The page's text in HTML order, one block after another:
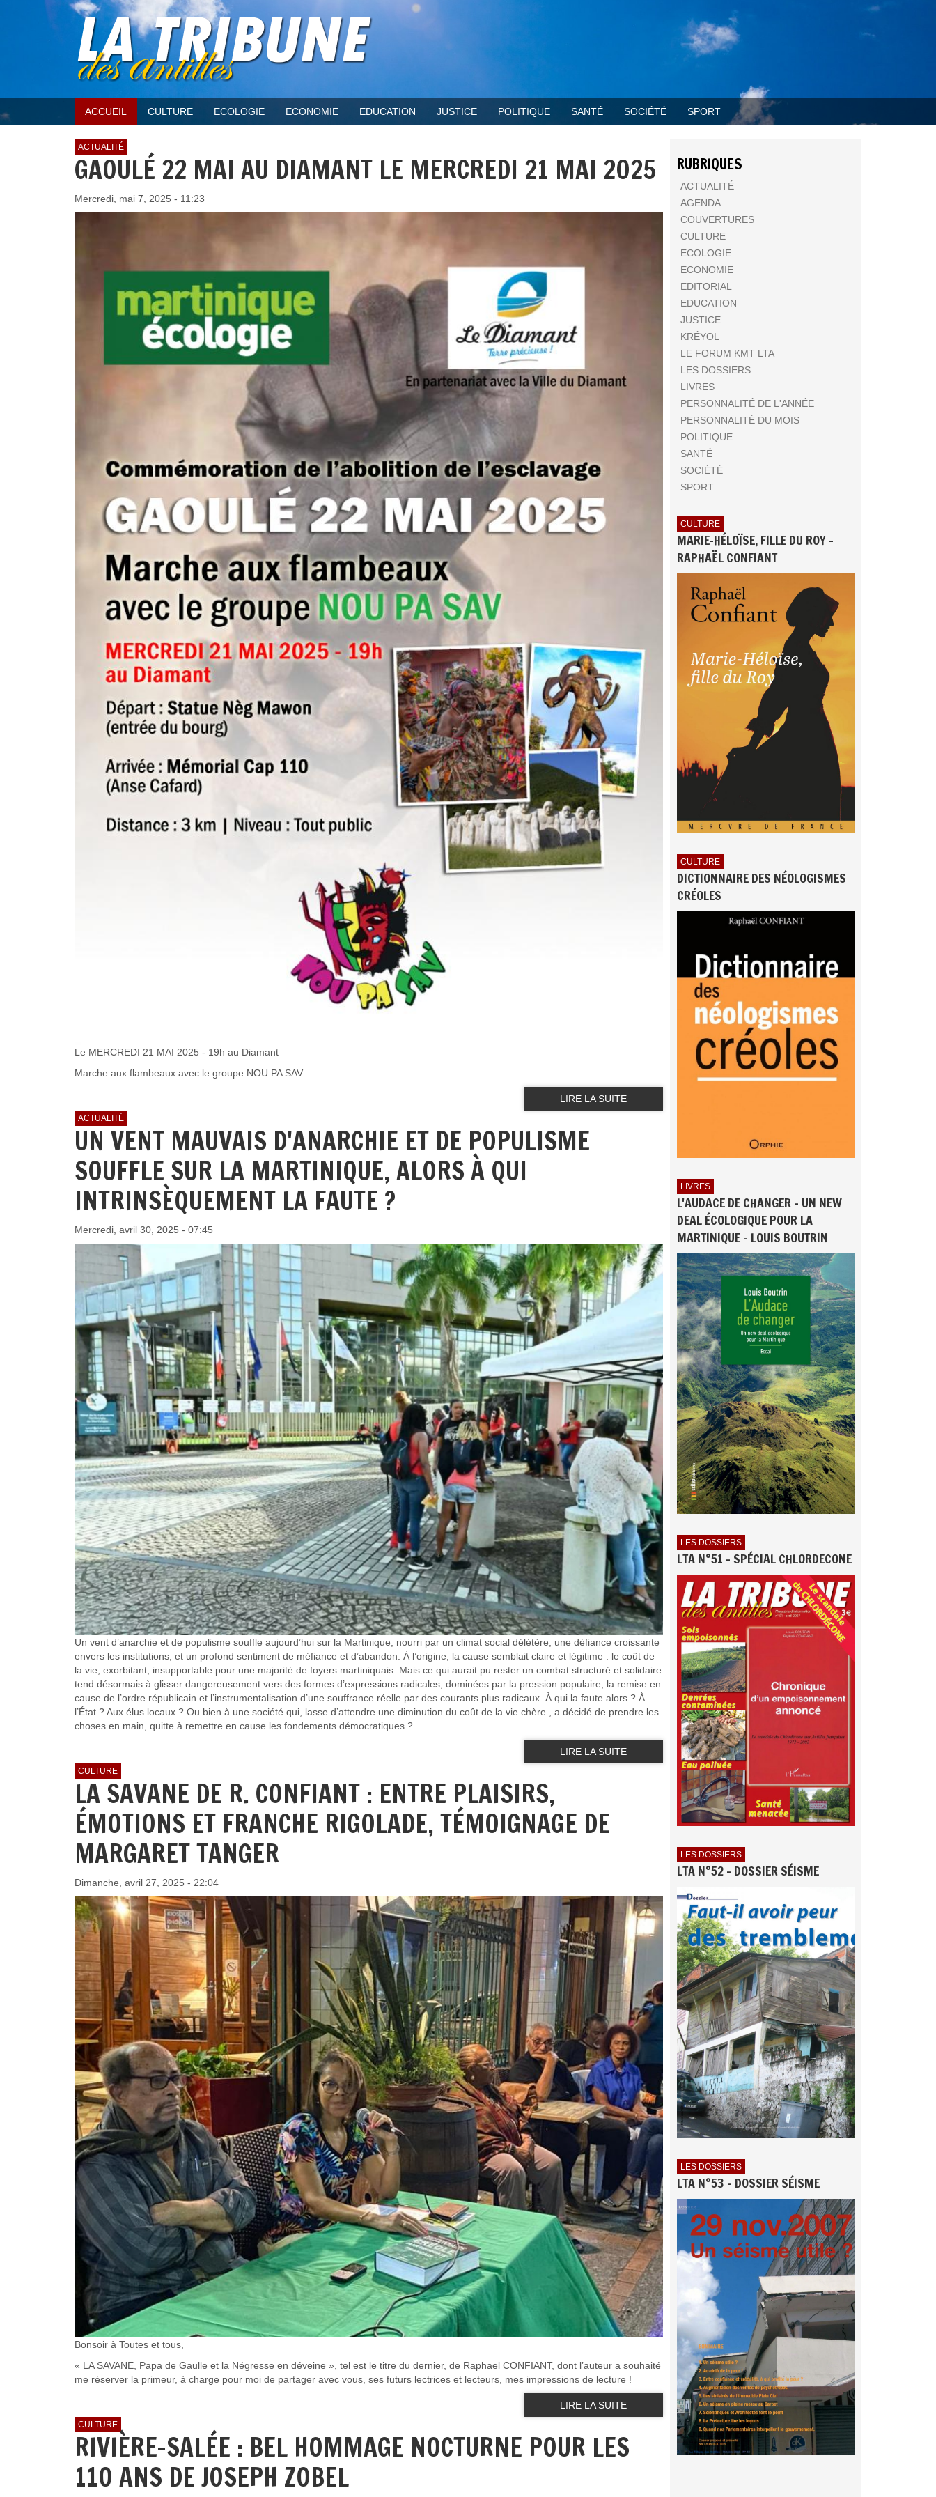
ACCUEIL CULTURE ECOLOGIE ECONOMIE EDUCATION JUSTICE POLITIQUE SANTÉ SOCIÉTÉ SPORT
ACTUALITÉ
GAOULÉ 22 MAI AU DIAMANT LE MERCREDI 21 MAI 2025
Mercredi, mai 7, 2025 - 11:23
Le MERCREDI 21 MAI 2025 - 19h au Diamant
Marche aux flambeaux avec le groupe NOU PA SAV.
LIRE LA SUITE
ACTUALITÉ
UN VENT MAUVAIS D'ANARCHIE ET DE POPULISME
SOUFFLE SUR LA MARTINIQUE, ALORS À QUI
INTRINSÈQUEMENT LA FAUTE ?
Mercredi, avril 30, 2025 - 07:45
Un vent d’anarchie et de populisme souffle aujourd’hui sur la Martinique, nourri par un climat social délétère, une défiance croissante
envers les institutions, et un profond sentiment de méfiance et d’abandon. À l’origine, la cause semblait claire et légitime : le coût de
la vie, exorbitant, insupportable pour une majorité de foyers martiniquais. Mais ce qui aurait pu rester un combat structuré et solidaire
tend désormais à glisser dangereusement vers des formes d’expressions radicales, dominées par la pression populaire, la remise en
cause de l’ordre républicain et l’instrumentalisation d’une souffrance réelle par des courants plus radicaux. À qui la faute alors ? À
l’État ? Aux élus locaux ? Ou bien à une société qui, lasse d’attendre une diminution du coût de la vie chère , a décidé de prendre les
choses en main, quitte à remettre en cause les fondements démocratiques ?
LIRE LA SUITE
CULTURE
LA SAVANE DE R. CONFIANT : ENTRE PLAISIRS,
ÉMOTIONS ET FRANCHE RIGOLADE, TÉMOIGNAGE DE
MARGARET TANGER
Dimanche, avril 27, 2025 - 22:04
Bonsoir à Toutes et tous,
« LA SAVANE, Papa de Gaulle et la Négresse en déveine », tel est le titre du dernier, de Raphael CONFIANT, dont l’auteur a souhaité
me réserver la primeur, à charge pour moi de partager avec vous, ses futurs lectrices et lecteurs, mes impressions de lecture !
LIRE LA SUITE
CULTURE
RIVIÈRE-SALÉE : BEL HOMMAGE NOCTURNE POUR LES
110 ANS DE JOSEPH ZOBEL
RUBRIQUES
ACTUALITÉ
AGENDA
COUVERTURES
CULTURE
ECOLOGIE
ECONOMIE
EDITORIAL
EDUCATION
JUSTICE
KRÉYOL
LE FORUM KMT LTA
LES DOSSIERS
LIVRES
PERSONNALITÉ DE L'ANNÉE
PERSONNALITÉ DU MOIS
POLITIQUE
SANTÉ
SOCIÉTÉ
SPORT
CULTURE
MARIE-HÉLOÏSE, FILLE DU ROY -
RAPHAËL CONFIANT
CULTURE
DICTIONNAIRE DES NÉOLOGISMES
CRÉOLES
LIVRES
L'AUDACE DE CHANGER - UN NEW
DEAL ÉCOLOGIQUE POUR LA
MARTINIQUE - LOUIS BOUTRIN
LES DOSSIERS
LTA N°51 - SPÉCIAL CHLORDECONE
LES DOSSIERS
LTA N°52 - DOSSIER SÉISME
LES DOSSIERS
LTA N°53 - DOSSIER SÉISME